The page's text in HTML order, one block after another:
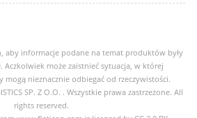
aby informacje podane na temat produktów były
Aczkolwiek może zaistnieć sytuacja, w której
mogą nieznacznie odbiegać od rzeczywistości.
SP. Z O.O. . Wszystkie prawa zastrzeżone. All
rights reserved.